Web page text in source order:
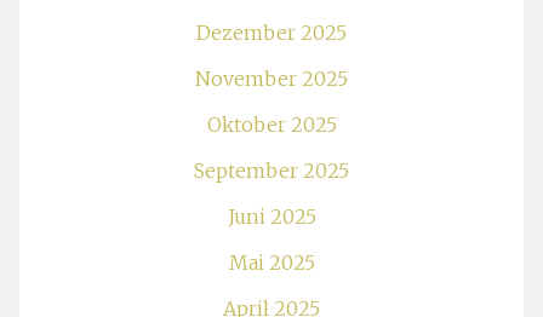
Dezember 2025
November 2025
Oktober 2025
September 2025
Juni 2025
Mai 2025
April 2025